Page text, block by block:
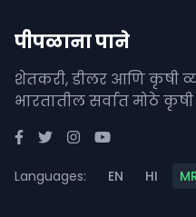
पीपळाना पाने
शेतकरी, डीलर आणि कृषी
भारतातील सर्वात मोठे
Languages: EN HI